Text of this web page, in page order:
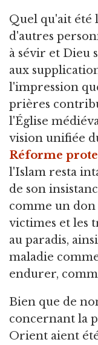
Quel qu'ait été
d'autres
à sévir et Dieu
aux
l'impression
prières
l'Église
vision unifiée
Réforme
l'Islam resta
de son
comme un
victimes et les
au paradis,
maladie
endurer,
Bien que de
concernant la
Orient aient